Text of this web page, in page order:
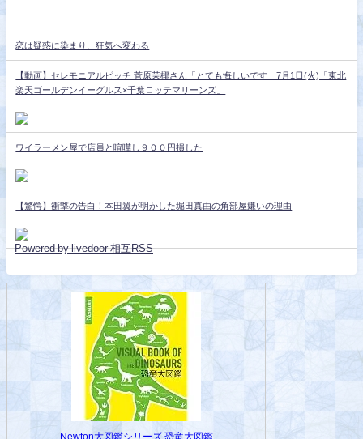
恋は疑惑に染まり、狂気へ変わる
【動画】セレモニアルピッチ 菅原茉椰さん「とても悔しいです」7月1日(火)「東北
楽天ゴールデンイーグルス×千葉ロッテマリーンズ」
ワイラーメン屋で店員と喧嘩し９００円損した
【驚愕】衝撃の告白！本田翼が明かした堀田真由の角部屋嫌いの理由
Powered by livedoor 相互RSS
Newton大図鑑シリーズ 恐竜大図鑑